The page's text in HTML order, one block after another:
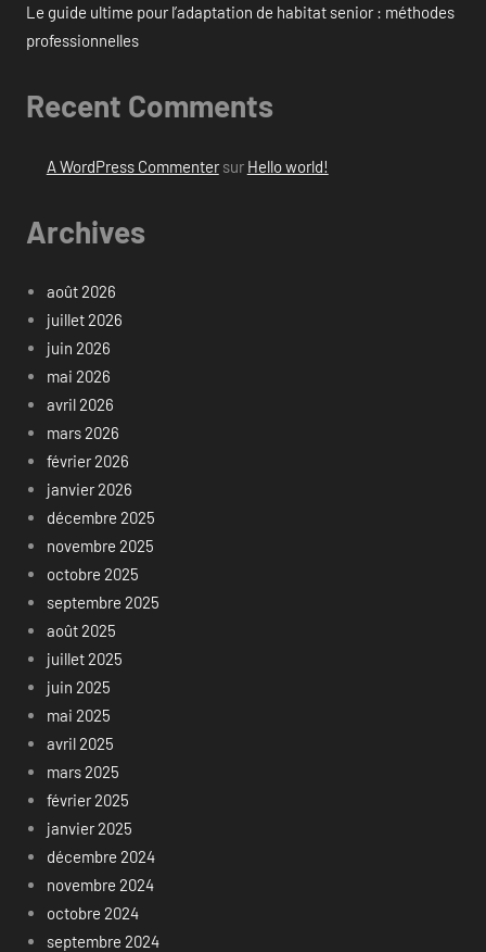
Le guide ultime pour l’adaptation de habitat senior : méthodes
professionnelles
Recent Comments
A WordPress Commentersur Hello world!
Archives
août 2026
juillet 2026
juin 2026
mai 2026
avril 2026
mars 2026
février 2026
janvier 2026
décembre 2025
novembre 2025
octobre 2025
septembre 2025
août 2025
juillet 2025
juin 2025
mai 2025
avril 2025
mars 2025
février 2025
janvier 2025
décembre 2024
novembre 2024
octobre 2024
septembre 2024